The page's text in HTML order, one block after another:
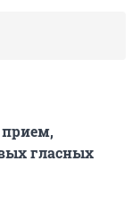
прием,
гласных